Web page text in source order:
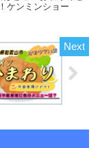
ケンミンショー